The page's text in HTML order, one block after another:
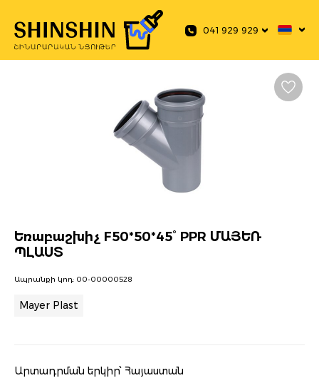
041 929 929
Եռաբաշխիչ F50*50*45° PPR ՄԱՅԵՌ
ՊԼԱՍՏ
Ապրանքի կոդ: 00-00000528
Mayer Plast
Արտադրման երկիր՝ Հայաստան